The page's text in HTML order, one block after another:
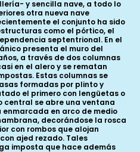
y sencilla nave, a todo lo
otra nueva nave
el conjunto ha sido
como el pórtico, el
septentrional. En el
presenta el muro del
a través de dos columnas
en el alero y se rematan
Estas columnas se
formadas por plinto y
el primero con lengüetas o
central se abre una ventana
en arco de medio
decorándose la rosca
con rombos que alojan
ajed rezado. Tales
imposta que hace además